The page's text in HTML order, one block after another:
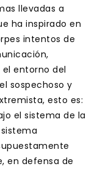
llevadas a
ha inspirado en
intentos de
el entorno del
sospechoso y
esto es:
el sistema de la
en defensa de